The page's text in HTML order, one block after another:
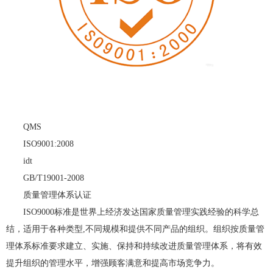
QMS
ISO9001:2008
idt
GB/T19001-2008
质量管理体系认证
ISO9000标准是世界上经济发达国家质量管理实践经验的科学总
结，适用于各种类型,不同规模和提供不同产品的组织。组织按质量管
理体系标准要求建立、实施、保持和持续改进质量管理体系，将有效
提升组织的管理水平，增强顾客满意和提高市场竞争力。